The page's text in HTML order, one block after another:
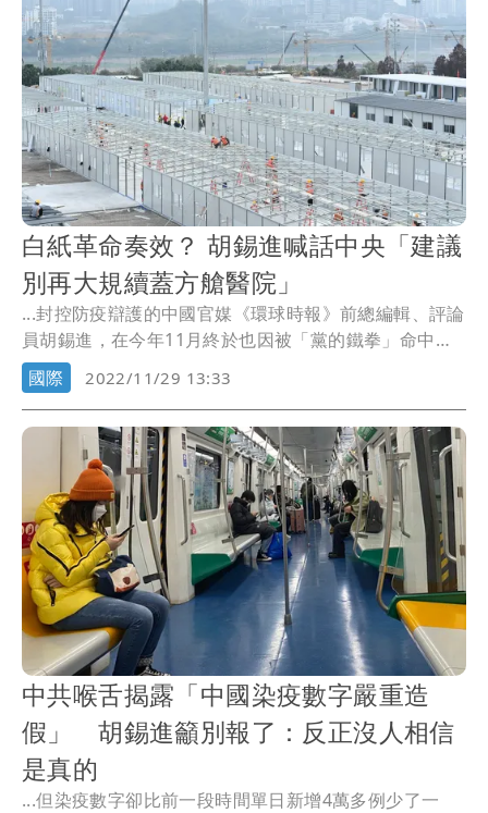
白紙革命奏效？ 胡錫進喊話中央「建議
別再大規續蓋方艙醫院」
...封控防疫辯護的中國官媒《環球時報》前總編輯、評論
員胡錫進，在今年11月終於也因被「黨的鐵拳」命中，
封...
國際 2022/11/29 13:33
中共喉舌揭露「中國染疫數字嚴重造
假」 胡錫進籲別報了：反正沒人相信
是真的
...但染疫數字卻比前一段時間單日新增4萬多例少了一